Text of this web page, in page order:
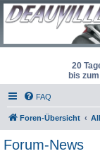
20
bis
FAQ
Foren-Übersicht
Forum-News